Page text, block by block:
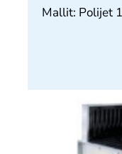
Mallit: Polijet